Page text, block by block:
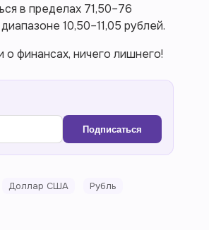
в пределах 71,50–76
10,50–11,05 рублей.
о финансах, ничего лишнего!
Подписаться
Доллар США
Рубль